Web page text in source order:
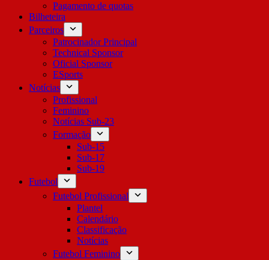
Pagamento de quotas
Bilheteira
Parceiros
Patrocinador Principal
Technical Sponsor
Oficial Sponsor
ESports
Notícias
Profissional
Feminino
Notícias Sub-23
Formação
Sub-15
Sub-17
Sub-19
Futebol
Futebol Profissional
Plantel
Calendário
Classificação
Notícias
Futebol Feminino